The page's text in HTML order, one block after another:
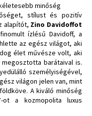
minőség
stílust és pozitív
alapítót, Zino Davidoffot
ízlésű Davidoff, a
az egész világot, aki
élet művésze volt, aki
barátaival is.
személyiségével,
világon jelen van, mint
A kiváló minőség
-ot a kozmopolita luxus